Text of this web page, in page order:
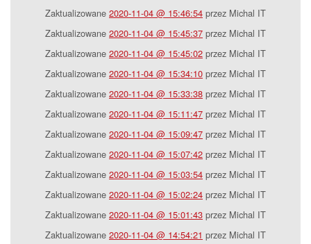
Zaktualizowane 2020-11-04 @ 15:46:54 przez Michal IT
Zaktualizowane 2020-11-04 @ 15:45:37 przez Michal IT
Zaktualizowane 2020-11-04 @ 15:45:02 przez Michal IT
Zaktualizowane 2020-11-04 @ 15:34:10 przez Michal IT
Zaktualizowane 2020-11-04 @ 15:33:38 przez Michal IT
Zaktualizowane 2020-11-04 @ 15:11:47 przez Michal IT
Zaktualizowane 2020-11-04 @ 15:09:47 przez Michal IT
Zaktualizowane 2020-11-04 @ 15:07:42 przez Michal IT
Zaktualizowane 2020-11-04 @ 15:03:54 przez Michal IT
Zaktualizowane 2020-11-04 @ 15:02:24 przez Michal IT
Zaktualizowane 2020-11-04 @ 15:01:43 przez Michal IT
Zaktualizowane 2020-11-04 @ 14:54:21 przez Michal IT